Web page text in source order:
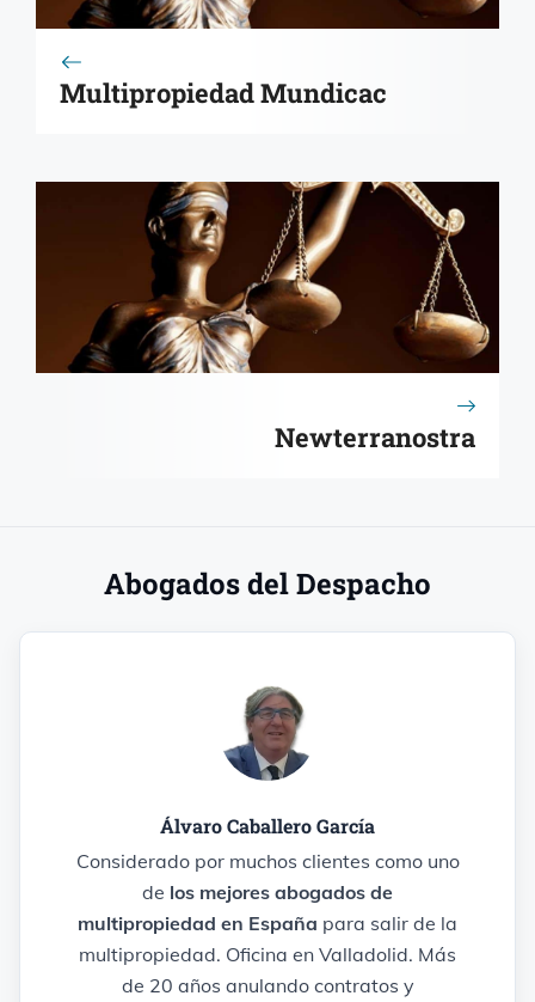
Multipropiedad Mundicac
Newterranostra
Abogados del Despacho
Álvaro Caballero García
Considerado por muchos clientes como uno
de los mejores abogados de
multipropiedad en España para salir de la
multipropiedad. Oficina en Valladolid. Más
de 20 años anulando contratos y